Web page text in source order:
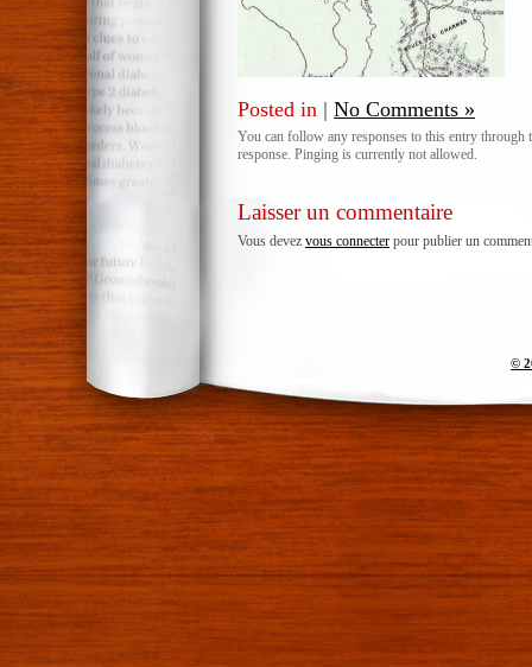
Posted in | No Comments »
You can follow any responses to this entry through
response. Pinging is currently not allowed.
Laisser un commentaire
Vous devez vous connecter pour publier un
©